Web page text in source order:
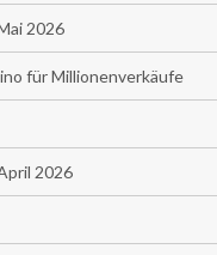
2026
für Millionenverkäufe
2026